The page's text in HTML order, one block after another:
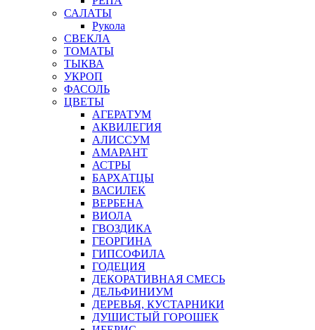
САЛАТЫ
Рукола
СВЕКЛА
ТОМАТЫ
ТЫКВА
УКРОП
ФАСОЛЬ
ЦВЕТЫ
АГЕРАТУМ
АКВИЛЕГИЯ
АЛИССУМ
АМАРАНТ
АСТРЫ
БАРХАТЦЫ
ВАСИЛЕК
ВЕРБЕНА
ВИОЛА
ГВОЗДИКА
ГЕОРГИНА
ГИПСОФИЛА
ГОДЕЦИЯ
ДЕКОРАТИВНАЯ СМЕСЬ
ДЕЛЬФИНИУМ
ДЕРЕВЬЯ, КУСТАРНИКИ
ДУШИСТЫЙ ГОРОШЕК